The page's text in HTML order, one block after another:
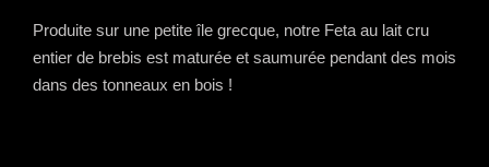
Produite sur une petite île grecque, notre Feta au lait cru
entier de brebis est maturée et saumurée pendant des mois
dans des tonneaux en bois !